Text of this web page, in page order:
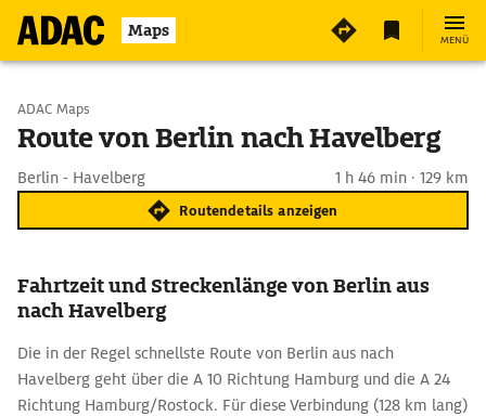
Maps MENÜ
Start wählen
ADAC Maps
Route von Berlin nach Havelberg
Berlin - Havelberg 1 h 46 min · 129 km
Routendetails anzeigen
Fahrtzeit und Streckenlänge von Berlin aus
nach Havelberg
Die in der Regel schnellste Route von Berlin aus nach
Havelberg geht über die A 10 Richtung Hamburg und die A 24
Richtung Hamburg/Rostock. Für diese Verbindung (128 km lang)